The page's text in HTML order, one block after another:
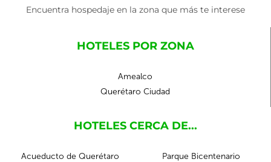
Encuentra hospedaje en la zona que más te interese
HOTELES POR ZONA
Amealco
Querétaro Ciudad
HOTELES CERCA DE...
Acueducto de Querétaro
Parque Bicentenario